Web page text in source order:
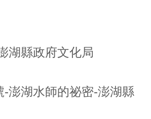
湖縣政府文化局
-澎湖水師的祕密-澎湖縣